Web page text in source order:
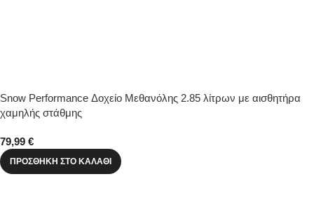
Snow Performance Δοχείο Μεθανόλης 2.85 λίτρων με αισθητήρα
χαμηλής στάθμης
79,99 €
ΠΡΟΣΘΉΚΗ ΣΤΟ ΚΑΛΆΘΙ